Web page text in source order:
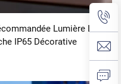
Lumière LED
IP65 Décorative